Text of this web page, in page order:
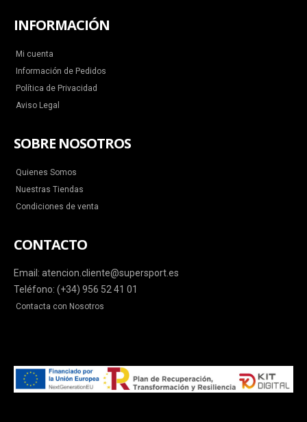
INFORMACIÓN
Mi cuenta
Información de Pedidos
Política de Privacidad
Aviso Legal
SOBRE NOSOTROS
Quienes Somos
Nuestras Tiendas
Condiciones de venta
CONTACTO
Email: atencion.cliente@supersport.es
Teléfono: (+34) 956 52 41 01
Contacta con Nosotros